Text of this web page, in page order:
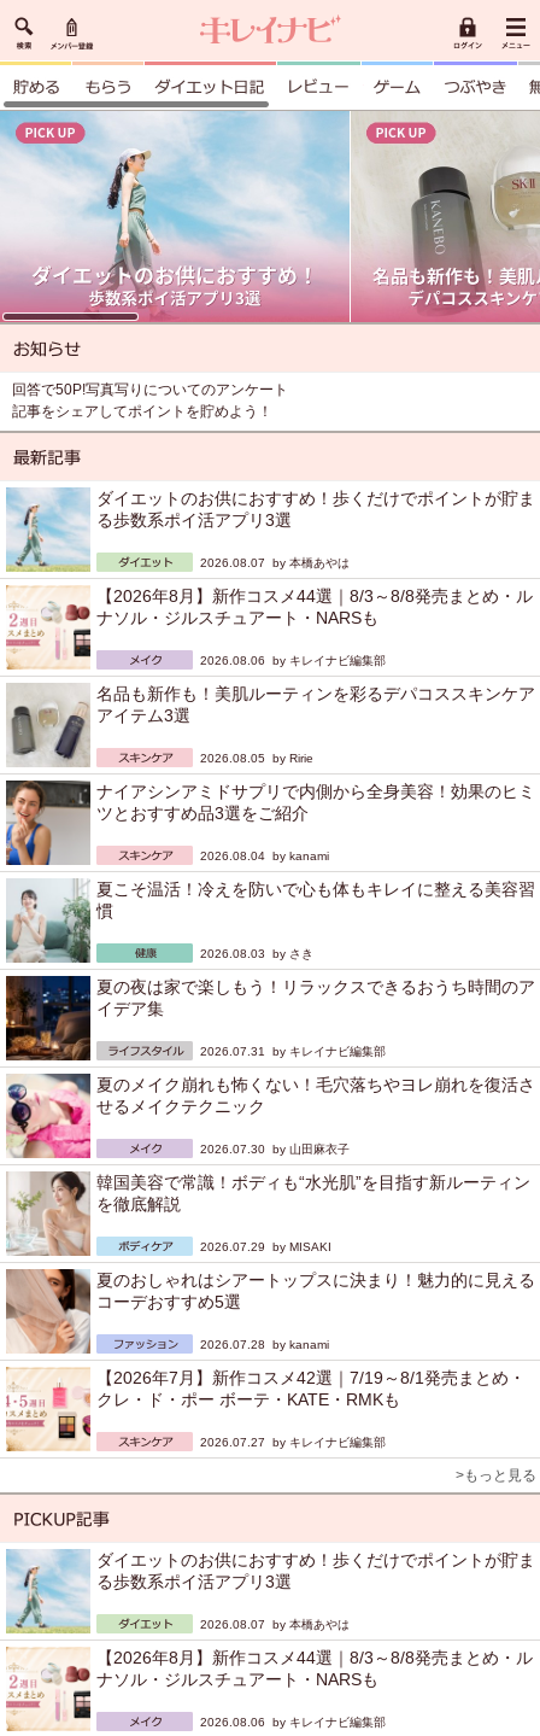
回答で50P!写真写りについてのアンケート
記事をシェアしてポイントを貯めよう！
ダイエットのお供におすすめ！歩くだけでポイントが貯ま
る歩数系ポイ活アプリ3選
2026.08.07 by 本橋あやは
【2026年8月】新作コスメ44選｜8/3～8/8発売まとめ・ル
ナソル・ジルスチュアート・NARSも
2026.08.06 by キレイナビ編集部
名品も新作も！美肌ルーティンを彩るデパコススキンケア
アイテム3選
2026.08.05 by Ririe
ナイアシンアミドサプリで内側から全身美容！効果のヒミ
ツとおすすめ品3選をご紹介
2026.08.04 by kanami
夏こそ温活！冷えを防いで心も体もキレイに整える美容習
慣
2026.08.03 by さき
夏の夜は家で楽しもう！リラックスできるおうち時間のア
イデア集
2026.07.31 by キレイナビ編集部
夏のメイク崩れも怖くない！毛穴落ちやヨレ崩れを復活さ
せるメイクテクニック
2026.07.30 by 山田麻衣子
韓国美容で常識！ボディも“水光肌”を目指す新ルーティン
を徹底解説
2026.07.29 by MISAKI
夏のおしゃれはシアートップスに決まり！魅力的に見える
コーデおすすめ5選
2026.07.28 by kanami
【2026年7月】新作コスメ42選｜7/19～8/1発売まとめ・
クレ・ド・ポー ボーテ・KATE・RMKも
2026.07.27 by キレイナビ編集部
>もっと見る
ダイエットのお供におすすめ！歩くだけでポイントが貯ま
る歩数系ポイ活アプリ3選
2026.08.07 by 本橋あやは
【2026年8月】新作コスメ44選｜8/3～8/8発売まとめ・ル
ナソル・ジルスチュアート・NARSも
2026.08.06 by キレイナビ編集部